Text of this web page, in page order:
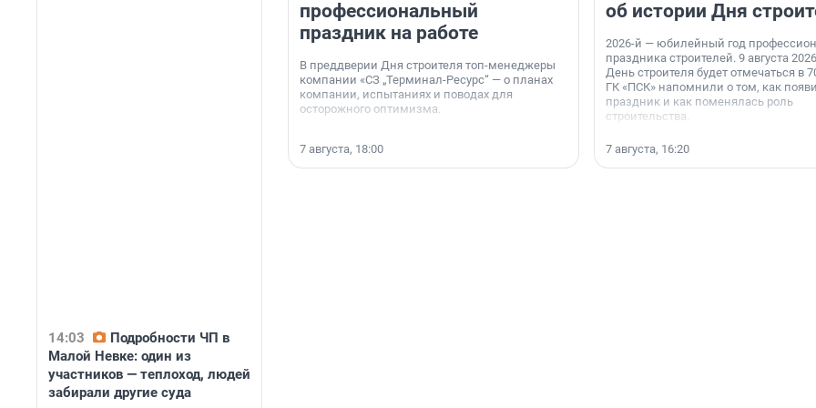
14:03
Подробности ЧП в
Малой Невке: один из
участников — теплоход, людей
забирали другие суда
профессиональный
праздник на работе
В преддверии Дня строителя топ-менеджеры
компании «СЗ „Терминал-Ресурс“ — о планах
компании, испытаниях и поводах для
осторожного оптимизма.
7 августа, 18:00
об истории Дня
2026-й — юбилейный год
праздника строителей. 9 августа
День строителя будет отмечаться в
ГК «ПСК» напомнили о том, как
праздник и как поменялась роль
строительства.
7 августа, 16:20